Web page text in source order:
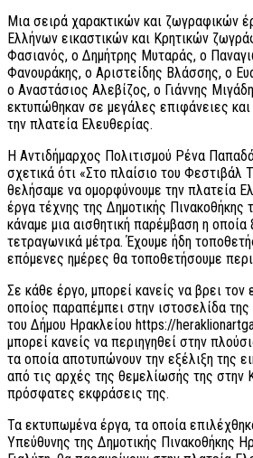
Μια σειρά χαρακτικών και ζωγραφικών
Ελλήνων εικαστικών και Κρητικών
Φασιανός, ο Δημήτρης Μυταράς, ο
Φανουράκης, ο Αριστείδης Βλάσσης, ο
ο Αναστάσιος Αλεβίζος, ο Γιάννης
εκτυπώθηκαν σε μεγάλες επιφάνειες και
την πλατεία Ελευθερίας.
Η Αντιδήμαρχος Πολιτισμού Ρένα
σχετικά ότι «Στο πλαίσιο του Φεστιβάλ
θελήσαμε να ομορφύνουμε την πλατεία
έργα τέχνης της Δημοτικής Πινακοθήκης
κάναμε μια αισθητική παρέμβαση η
τετραγωνικά μέτρα. Έχουμε ήδη
επόμενες ημέρες θα τοποθετήσουμε
Σε κάθε έργο, μπορεί κανείς να βρει τον
οποίος παραπέμπει στην ιστοσελίδα της
του Δήμου Ηρακλείου https://
μπορεί κανείς να περιηγηθεί στην
τα οποία αποτυπώνουν την εξέλιξη της
από τις αρχές της θεμελίωσής της στην
πρόσφατες εκφράσεις της.
Τα εκτυπωμένα έργα, τα οποία
Υπεύθυνης της Δημοτικής Πινακοθήκης